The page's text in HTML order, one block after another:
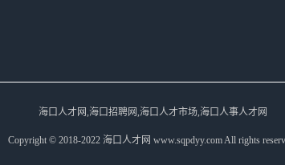
海口人才网,海口招聘网,海口人才市场,海口人事人才网
Copyright © 2018-2022 海口人才网 www.sqpdyy.com All rights